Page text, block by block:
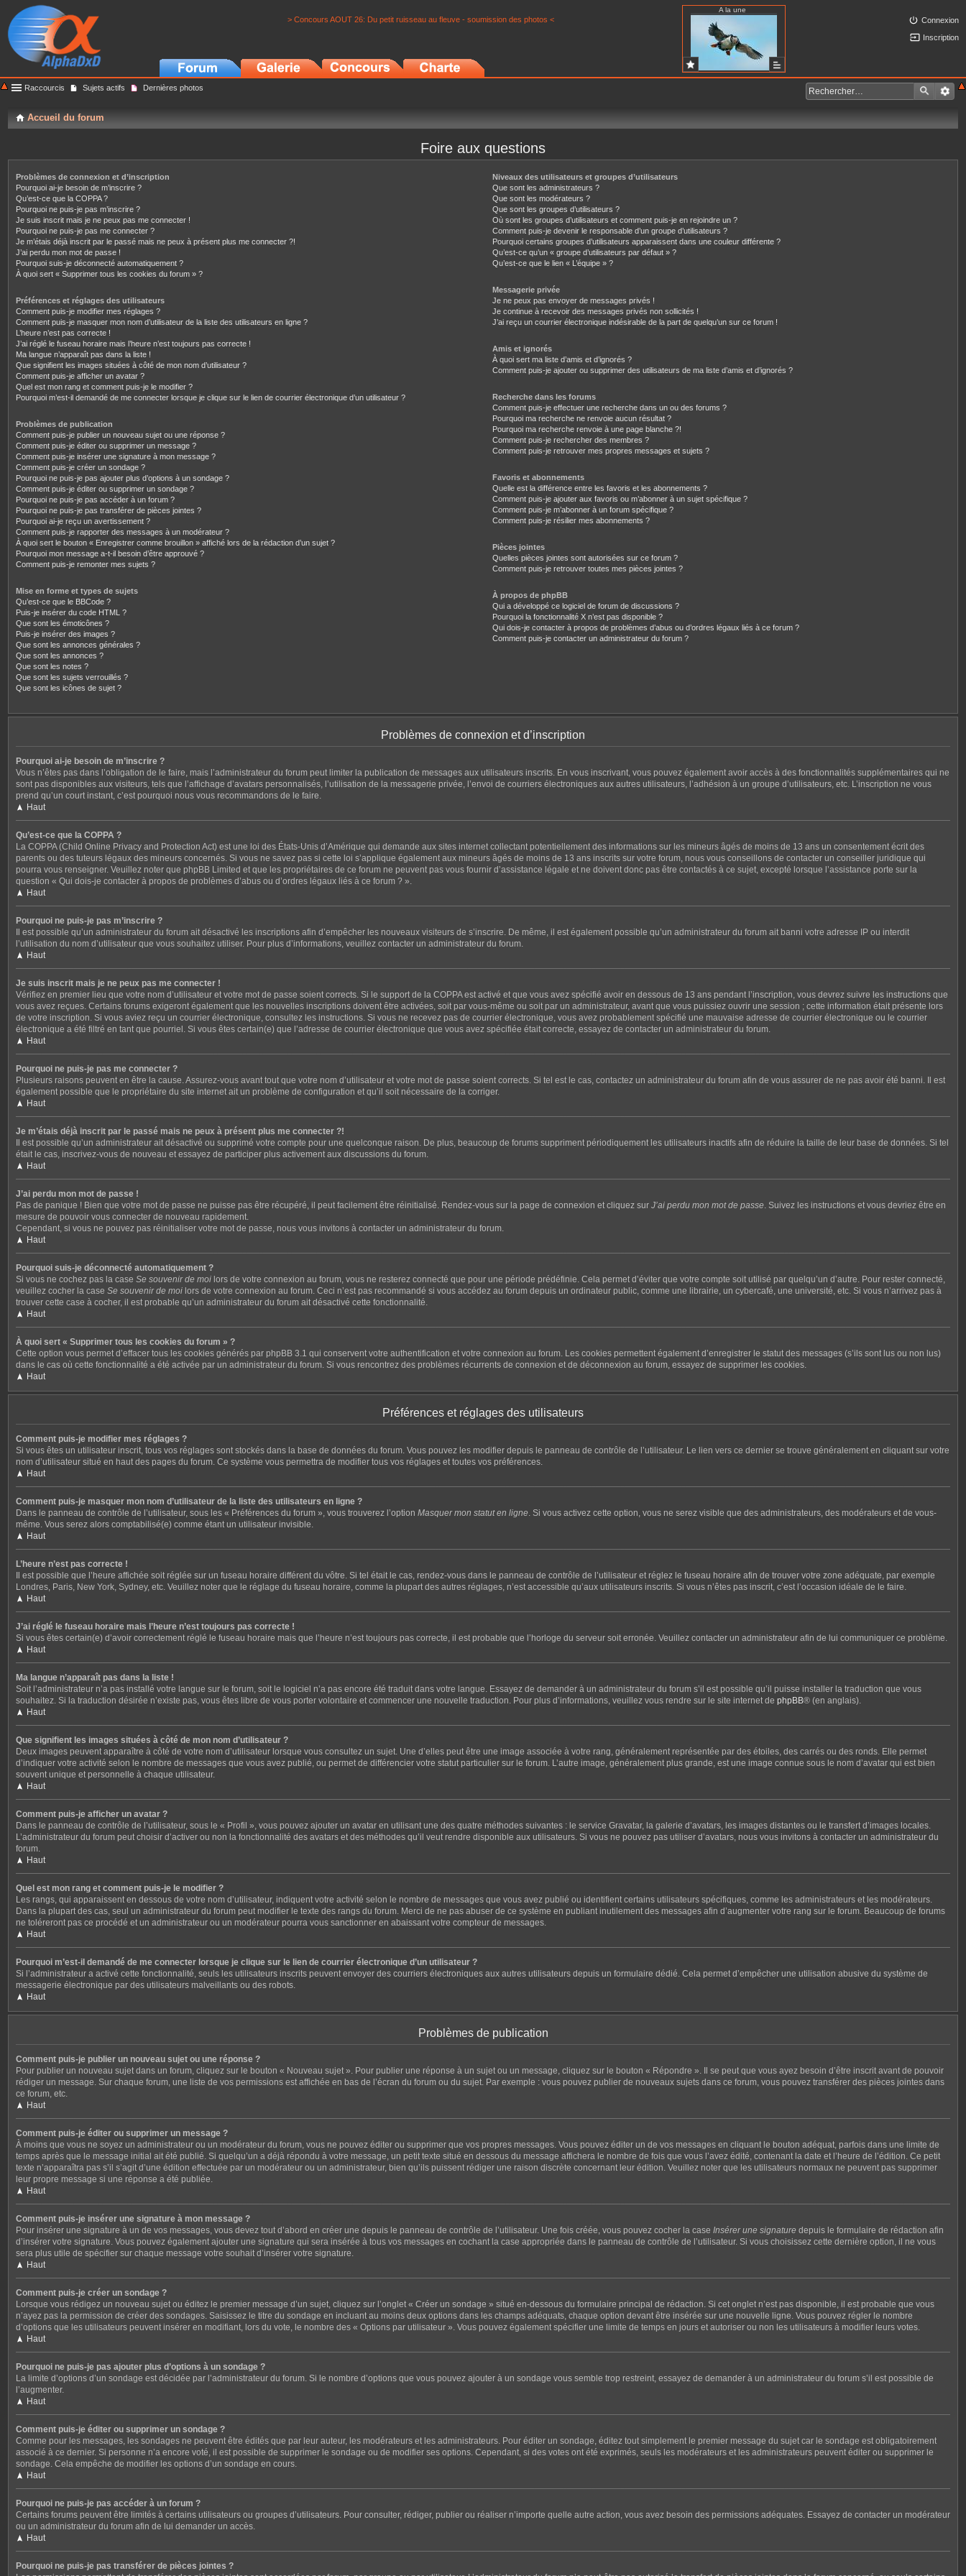
> Concours AOUT 26: Du petit ruisseau au fleuve - soumission des photos <
A la une
Connexion
Inscription
Raccourcis Sujets actifs Dernières photos
Accueil du forum
Foire aux questions
Problèmes de connexion et d’inscription
Pourquoi ai-je besoin de m’inscrire ?
Qu’est-ce que la COPPA ?
Pourquoi ne puis-je pas m’inscrire ?
Je suis inscrit mais je ne peux pas me connecter !
Pourquoi ne puis-je pas me connecter ?
Je m’étais déjà inscrit par le passé mais ne peux à présent plus me connecter ?!
J’ai perdu mon mot de passe !
Pourquoi suis-je déconnecté automatiquement ?
À quoi sert « Supprimer tous les cookies du forum » ?
Préférences et réglages des utilisateurs
Comment puis-je modifier mes réglages ?
Comment puis-je masquer mon nom d’utilisateur de la liste des utilisateurs en ligne ?
L’heure n’est pas correcte !
J’ai réglé le fuseau horaire mais l’heure n’est toujours pas correcte !
Ma langue n’apparaît pas dans la liste !
Que signifient les images situées à côté de mon nom d’utilisateur ?
Comment puis-je afficher un avatar ?
Quel est mon rang et comment puis-je le modifier ?
Pourquoi m’est-il demandé de me connecter lorsque je clique sur le lien de courrier électronique d’un utilisateur ?
Problèmes de publication
Comment puis-je publier un nouveau sujet ou une réponse ?
Comment puis-je éditer ou supprimer un message ?
Comment puis-je insérer une signature à mon message ?
Comment puis-je créer un sondage ?
Pourquoi ne puis-je pas ajouter plus d’options à un sondage ?
Comment puis-je éditer ou supprimer un sondage ?
Pourquoi ne puis-je pas accéder à un forum ?
Pourquoi ne puis-je pas transférer de pièces jointes ?
Pourquoi ai-je reçu un avertissement ?
Comment puis-je rapporter des messages à un modérateur ?
À quoi sert le bouton « Enregistrer comme brouillon » affiché lors de la rédaction d’un sujet ?
Pourquoi mon message a-t-il besoin d’être approuvé ?
Comment puis-je remonter mes sujets ?
Mise en forme et types de sujets
Qu’est-ce que le BBCode ?
Puis-je insérer du code HTML ?
Que sont les émoticônes ?
Puis-je insérer des images ?
Que sont les annonces générales ?
Que sont les annonces ?
Que sont les notes ?
Que sont les sujets verrouillés ?
Que sont les icônes de sujet ?
Niveaux des utilisateurs et groupes d’utilisateurs
Que sont les administrateurs ?
Que sont les modérateurs ?
Que sont les groupes d’utilisateurs ?
Où sont les groupes d’utilisateurs et comment puis-je en rejoindre un ?
Comment puis-je devenir le responsable d’un groupe d’utilisateurs ?
Pourquoi certains groupes d’utilisateurs apparaissent dans une couleur différente ?
Qu’est-ce qu’un « groupe d’utilisateurs par défaut » ?
Qu’est-ce que le lien « L’équipe » ?
Messagerie privée
Je ne peux pas envoyer de messages privés !
Je continue à recevoir des messages privés non sollicités !
J’ai reçu un courrier électronique indésirable de la part de quelqu’un sur ce forum !
Amis et ignorés
À quoi sert ma liste d’amis et d’ignorés ?
Comment puis-je ajouter ou supprimer des utilisateurs de ma liste d’amis et d’ignorés ?
Recherche dans les forums
Comment puis-je effectuer une recherche dans un ou des forums ?
Pourquoi ma recherche ne renvoie aucun résultat ?
Pourquoi ma recherche renvoie à une page blanche ?!
Comment puis-je rechercher des membres ?
Comment puis-je retrouver mes propres messages et sujets ?
Favoris et abonnements
Quelle est la différence entre les favoris et les abonnements ?
Comment puis-je ajouter aux favoris ou m’abonner à un sujet spécifique ?
Comment puis-je m’abonner à un forum spécifique ?
Comment puis-je résilier mes abonnements ?
Pièces jointes
Quelles pièces jointes sont autorisées sur ce forum ?
Comment puis-je retrouver toutes mes pièces jointes ?
À propos de phpBB
Qui a développé ce logiciel de forum de discussions ?
Pourquoi la fonctionnalité X n’est pas disponible ?
Qui dois-je contacter à propos de problèmes d’abus ou d’ordres légaux liés à ce forum ?
Comment puis-je contacter un administrateur du forum ?
Problèmes de connexion et d’inscription
Pourquoi ai-je besoin de m’inscrire ?
Vous n’êtes pas dans l’obligation de le faire, mais l’administrateur du forum peut limiter la publication de messages aux utilisateurs inscrits. En vous inscrivant, vous pouvez également avoir accès à des fonctionnalités supplémentaires qui ne
sont pas disponibles aux visiteurs, tels que l’affichage d’avatars personnalisés, l’utilisation de la messagerie privée, l’envoi de courriers électroniques aux autres utilisateurs, l’adhésion à un groupe d’utilisateurs, etc. L’inscription ne vous
prend qu’un court instant, c’est pourquoi nous vous recommandons de le faire.
Haut
Qu’est-ce que la COPPA ?
La COPPA (Child Online Privacy and Protection Act) est une loi des États-Unis d’Amérique qui demande aux sites internet collectant potentiellement des informations sur les mineurs âgés de moins de 13 ans un consentement écrit des
parents ou des tuteurs légaux des mineurs concernés. Si vous ne savez pas si cette loi s’applique également aux mineurs âgés de moins de 13 ans inscrits sur votre forum, nous vous conseillons de contacter un conseiller juridique qui
pourra vous renseigner. Veuillez noter que phpBB Limited et que les propriétaires de ce forum ne peuvent pas vous fournir d’assistance légale et ne doivent donc pas être contactés à ce sujet, excepté lorsque l’assistance porte sur la
question « Qui dois-je contacter à propos de problèmes d’abus ou d’ordres légaux liés à ce forum ? ».
Haut
Pourquoi ne puis-je pas m’inscrire ?
Il est possible qu’un administrateur du forum ait désactivé les inscriptions afin d’empêcher les nouveaux visiteurs de s’inscrire. De même, il est également possible qu’un administrateur du forum ait banni votre adresse IP ou interdit
l’utilisation du nom d’utilisateur que vous souhaitez utiliser. Pour plus d’informations, veuillez contacter un administrateur du forum.
Haut
Je suis inscrit mais je ne peux pas me connecter !
Vérifiez en premier lieu que votre nom d’utilisateur et votre mot de passe soient corrects. Si le support de la COPPA est activé et que vous avez spécifié avoir en dessous de 13 ans pendant l’inscription, vous devrez suivre les instructions que
vous avez reçues. Certains forums exigeront également que les nouvelles inscriptions doivent être activées, soit par vous-même ou soit par un administrateur, avant que vous puissiez ouvrir une session ; cette information était présente lors
de votre inscription. Si vous aviez reçu un courrier électronique, consultez les instructions. Si vous ne recevez pas de courrier électronique, vous avez probablement spécifié une mauvaise adresse de courrier électronique ou le courrier
électronique a été filtré en tant que pourriel. Si vous êtes certain(e) que l’adresse de courrier électronique que vous avez spécifiée était correcte, essayez de contacter un administrateur du forum.
Haut
Pourquoi ne puis-je pas me connecter ?
Plusieurs raisons peuvent en être la cause. Assurez-vous avant tout que votre nom d’utilisateur et votre mot de passe soient corrects. Si tel est le cas, contactez un administrateur du forum afin de vous assurer de ne pas avoir été banni. Il est
également possible que le propriétaire du site internet ait un problème de configuration et qu’il soit nécessaire de la corriger.
Haut
Je m’étais déjà inscrit par le passé mais ne peux à présent plus me connecter ?!
Il est possible qu’un administrateur ait désactivé ou supprimé votre compte pour une quelconque raison. De plus, beaucoup de forums suppriment périodiquement les utilisateurs inactifs afin de réduire la taille de leur base de données. Si tel
était le cas, inscrivez-vous de nouveau et essayez de participer plus activement aux discussions du forum.
Haut
J’ai perdu mon mot de passe !
Pas de panique ! Bien que votre mot de passe ne puisse pas être récupéré, il peut facilement être réinitialisé. Rendez-vous sur la page de connexion et cliquez sur J’ai perdu mon mot de passe. Suivez les instructions et vous devriez être en
mesure de pouvoir vous connecter de nouveau rapidement.
Cependant, si vous ne pouvez pas réinitialiser votre mot de passe, nous vous invitons à contacter un administrateur du forum.
Haut
Pourquoi suis-je déconnecté automatiquement ?
Si vous ne cochez pas la case Se souvenir de moi lors de votre connexion au forum, vous ne resterez connecté que pour une période prédéfinie. Cela permet d’éviter que votre compte soit utilisé par quelqu’un d’autre. Pour rester connecté,
veuillez cocher la case Se souvenir de moi lors de votre connexion au forum. Ceci n’est pas recommandé si vous accédez au forum depuis un ordinateur public, comme une librairie, un cybercafé, une université, etc. Si vous n’arrivez pas à
trouver cette case à cocher, il est probable qu’un administrateur du forum ait désactivé cette fonctionnalité.
Haut
À quoi sert « Supprimer tous les cookies du forum » ?
Cette option vous permet d’effacer tous les cookies générés par phpBB 3.1 qui conservent votre authentification et votre connexion au forum. Les cookies permettent également d’enregistrer le statut des messages (s’ils sont lus ou non lus)
dans le cas où cette fonctionnalité a été activée par un administrateur du forum. Si vous rencontrez des problèmes récurrents de connexion et de déconnexion au forum, essayez de supprimer les cookies.
Haut
Préférences et réglages des utilisateurs
Comment puis-je modifier mes réglages ?
Si vous êtes un utilisateur inscrit, tous vos réglages sont stockés dans la base de données du forum. Vous pouvez les modifier depuis le panneau de contrôle de l’utilisateur. Le lien vers ce dernier se trouve généralement en cliquant sur votre
nom d’utilisateur situé en haut des pages du forum. Ce système vous permettra de modifier tous vos réglages et toutes vos préférences.
Haut
Comment puis-je masquer mon nom d’utilisateur de la liste des utilisateurs en ligne ?
Dans le panneau de contrôle de l’utilisateur, sous les « Préférences du forum », vous trouverez l’option Masquer mon statut en ligne. Si vous activez cette option, vous ne serez visible que des administrateurs, des modérateurs et de vous-
même. Vous serez alors comptabilisé(e) comme étant un utilisateur invisible.
Haut
L’heure n’est pas correcte !
Il est possible que l’heure affichée soit réglée sur un fuseau horaire différent du vôtre. Si tel était le cas, rendez-vous dans le panneau de contrôle de l’utilisateur et réglez le fuseau horaire afin de trouver votre zone adéquate, par exemple
Londres, Paris, New York, Sydney, etc. Veuillez noter que le réglage du fuseau horaire, comme la plupart des autres réglages, n’est accessible qu’aux utilisateurs inscrits. Si vous n’êtes pas inscrit, c’est l’occasion idéale de le faire.
Haut
J’ai réglé le fuseau horaire mais l’heure n’est toujours pas correcte !
Si vous êtes certain(e) d’avoir correctement réglé le fuseau horaire mais que l’heure n’est toujours pas correcte, il est probable que l’horloge du serveur soit erronée. Veuillez contacter un administrateur afin de lui communiquer ce problème.
Haut
Ma langue n’apparaît pas dans la liste !
Soit l’administrateur n’a pas installé votre langue sur le forum, soit le logiciel n’a pas encore été traduit dans votre langue. Essayez de demander à un administrateur du forum s’il est possible qu’il puisse installer la traduction que vous
souhaitez. Si la traduction désirée n’existe pas, vous êtes libre de vous porter volontaire et commencer une nouvelle traduction. Pour plus d’informations, veuillez vous rendre sur le site internet de phpBB® (en anglais).
Haut
Que signifient les images situées à côté de mon nom d’utilisateur ?
Deux images peuvent apparaître à côté de votre nom d’utilisateur lorsque vous consultez un sujet. Une d’elles peut être une image associée à votre rang, généralement représentée par des étoiles, des carrés ou des ronds. Elle permet
d’indiquer votre activité selon le nombre de messages que vous avez publié, ou permet de différencier votre statut particulier sur le forum. L’autre image, généralement plus grande, est une image connue sous le nom d’avatar qui est bien
souvent unique et personnelle à chaque utilisateur.
Haut
Comment puis-je afficher un avatar ?
Dans le panneau de contrôle de l’utilisateur, sous le « Profil », vous pouvez ajouter un avatar en utilisant une des quatre méthodes suivantes : le service Gravatar, la galerie d’avatars, les images distantes ou le transfert d’images locales.
L’administrateur du forum peut choisir d’activer ou non la fonctionnalité des avatars et des méthodes qu’il veut rendre disponible aux utilisateurs. Si vous ne pouvez pas utiliser d’avatars, nous vous invitons à contacter un administrateur du
forum.
Haut
Quel est mon rang et comment puis-je le modifier ?
Les rangs, qui apparaissent en dessous de votre nom d’utilisateur, indiquent votre activité selon le nombre de messages que vous avez publié ou identifient certains utilisateurs spécifiques, comme les administrateurs et les modérateurs.
Dans la plupart des cas, seul un administrateur du forum peut modifier le texte des rangs du forum. Merci de ne pas abuser de ce système en publiant inutilement des messages afin d’augmenter votre rang sur le forum. Beaucoup de forums
ne toléreront pas ce procédé et un administrateur ou un modérateur pourra vous sanctionner en abaissant votre compteur de messages.
Haut
Pourquoi m’est-il demandé de me connecter lorsque je clique sur le lien de courrier électronique d’un utilisateur ?
Si l’administrateur a activé cette fonctionnalité, seuls les utilisateurs inscrits peuvent envoyer des courriers électroniques aux autres utilisateurs depuis un formulaire dédié. Cela permet d’empêcher une utilisation abusive du système de
messagerie électronique par des utilisateurs malveillants ou des robots.
Haut
Problèmes de publication
Comment puis-je publier un nouveau sujet ou une réponse ?
Pour publier un nouveau sujet dans un forum, cliquez sur le bouton « Nouveau sujet ». Pour publier une réponse à un sujet ou un message, cliquez sur le bouton « Répondre ». Il se peut que vous ayez besoin d’être inscrit avant de pouvoir
rédiger un message. Sur chaque forum, une liste de vos permissions est affichée en bas de l’écran du forum ou du sujet. Par exemple : vous pouvez publier de nouveaux sujets dans ce forum, vous pouvez transférer des pièces jointes dans
ce forum, etc.
Haut
Comment puis-je éditer ou supprimer un message ?
À moins que vous ne soyez un administrateur ou un modérateur du forum, vous ne pouvez éditer ou supprimer que vos propres messages. Vous pouvez éditer un de vos messages en cliquant le bouton adéquat, parfois dans une limite de
temps après que le message initial ait été publié. Si quelqu’un a déjà répondu à votre message, un petit texte situé en dessous du message affichera le nombre de fois que vous l’avez édité, contenant la date et l’heure de l’édition. Ce petit
texte n’apparaîtra pas s’il s’agit d’une édition effectuée par un modérateur ou un administrateur, bien qu’ils puissent rédiger une raison discrète concernant leur édition. Veuillez noter que les utilisateurs normaux ne peuvent pas supprimer
leur propre message si une réponse a été publiée.
Haut
Comment puis-je insérer une signature à mon message ?
Pour insérer une signature à un de vos messages, vous devez tout d’abord en créer une depuis le panneau de contrôle de l’utilisateur. Une fois créée, vous pouvez cocher la case Insérer une signature depuis le formulaire de rédaction afin
d’insérer votre signature. Vous pouvez également ajouter une signature qui sera insérée à tous vos messages en cochant la case appropriée dans le panneau de contrôle de l’utilisateur. Si vous choisissez cette dernière option, il ne vous
sera plus utile de spécifier sur chaque message votre souhait d’insérer votre signature.
Haut
Comment puis-je créer un sondage ?
Lorsque vous rédigez un nouveau sujet ou éditez le premier message d’un sujet, cliquez sur l’onglet « Créer un sondage » situé en-dessous du formulaire principal de rédaction. Si cet onglet n’est pas disponible, il est probable que vous
n’ayez pas la permission de créer des sondages. Saisissez le titre du sondage en incluant au moins deux options dans les champs adéquats, chaque option devant être insérée sur une nouvelle ligne. Vous pouvez régler le nombre
d’options que les utilisateurs peuvent insérer en modifiant, lors du vote, le nombre des « Options par utilisateur ». Vous pouvez également spécifier une limite de temps en jours et autoriser ou non les utilisateurs à modifier leurs votes.
Haut
Pourquoi ne puis-je pas ajouter plus d’options à un sondage ?
La limite d’options d’un sondage est décidée par l’administrateur du forum. Si le nombre d’options que vous pouvez ajouter à un sondage vous semble trop restreint, essayez de demander à un administrateur du forum s’il est possible de
l’augmenter.
Haut
Comment puis-je éditer ou supprimer un sondage ?
Comme pour les messages, les sondages ne peuvent être édités que par leur auteur, les modérateurs et les administrateurs. Pour éditer un sondage, éditez tout simplement le premier message du sujet car le sondage est obligatoirement
associé à ce dernier. Si personne n’a encore voté, il est possible de supprimer le sondage ou de modifier ses options. Cependant, si des votes ont été exprimés, seuls les modérateurs et les administrateurs peuvent éditer ou supprimer le
sondage. Cela empêche de modifier les options d’un sondage en cours.
Haut
Pourquoi ne puis-je pas accéder à un forum ?
Certains forums peuvent être limités à certains utilisateurs ou groupes d’utilisateurs. Pour consulter, rédiger, publier ou réaliser n’importe quelle autre action, vous avez besoin des permissions adéquates. Essayez de contacter un modérateur
ou un administrateur du forum afin de lui demander un accès.
Haut
Pourquoi ne puis-je pas transférer de pièces jointes ?